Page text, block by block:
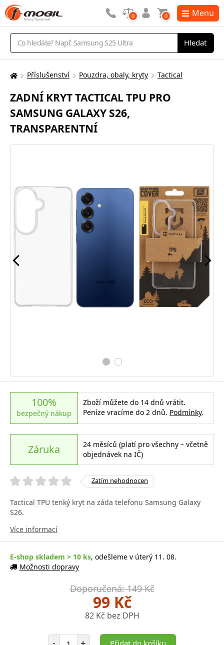
Vyhledávání
Hledat
0 0 Menu
Zde
nacházíte:
Příslušenství Pouzdra, obaly, kryty Tactical
ZADNÍ KRYT TACTICAL TPU PRO
SAMSUNG GALAXY S26,
TRANSPARENTNÍ
100%
bezpečný nákup
Zboží můžete do 14 dnů vrátit.
Peníze vracíme do 2 dnů. Podmínky.
Záruka
24 měsíců (platí pro všechny – včetně
objednávek na IČ)
Zatím nehodnocen
Tactical TPU tenký kryt na záda telefonu Samsung Galaxy
S26.
Více informací
E-shop skladem > 10 ks, odešleme v úterý 11. 08.
Možnosti dopravy
Doporučená: 149 Kč
99 Kč
82 Kč bez DPH
Počet položek Přidat do košíku